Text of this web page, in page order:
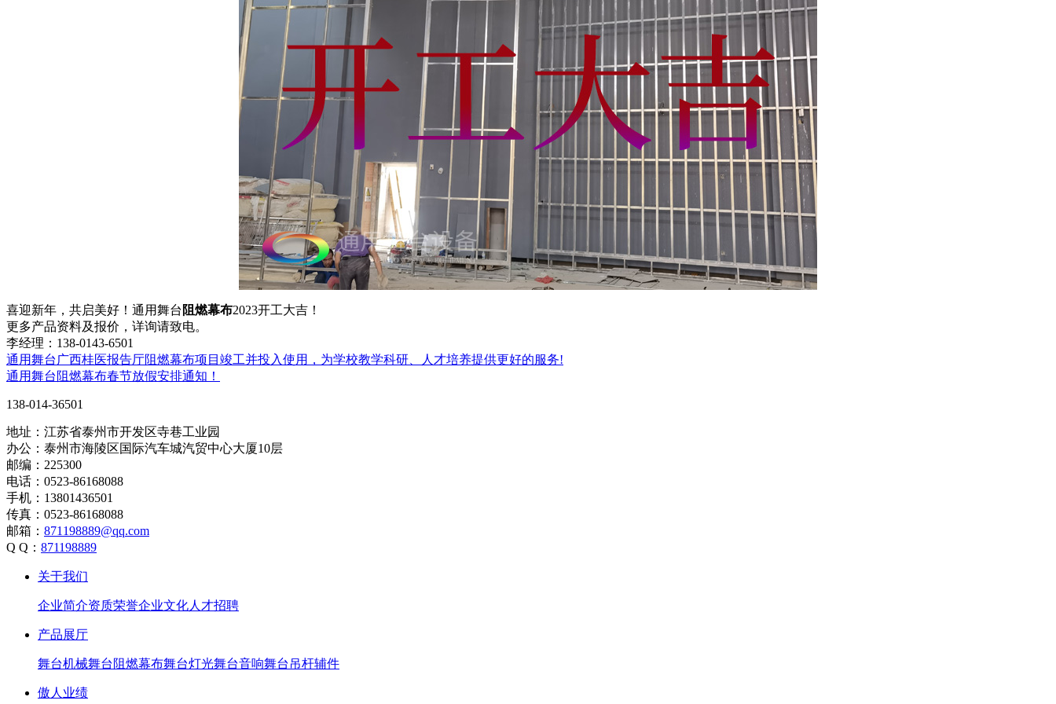
喜迎新年，共启美好！通用舞台 阻燃幕布2023开工大吉！
更多产品资料及报价，详询请致电。
李经理：138-0143-6501
通用舞台广西桂医报告厅阻燃幕布项目竣工并投入使用，为学校教学科研、人才培养提供更好的服务!
通用舞台阻燃幕布春节放假安排通知！
138-014-36501
地址：江苏省泰州市开发区寺巷工业园
办公：泰州市海陵区国际汽车城汽贸中心大厦10层
邮编：225300
电话：0523-86168088
手机：13801436501
传真：0523-86168088
邮箱： 871198889@qq.com
Q Q： 871198889
关于我们
企业简介资质荣誉企业文化人才招聘
产品展厅
舞台机械舞台阻燃幕布舞台灯光舞台音响舞台吊杆辅件
傲人业绩